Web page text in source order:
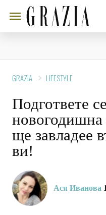
GRAZIA LIFESTYLE
Подгответе
новогодишна
ще завладее
ви!
Ася Иванова